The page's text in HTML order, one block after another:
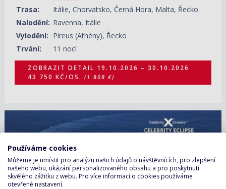
Trasa:
Itálie, Chorvatsko, Černá Hora, Malta, Řecko
Nalodění: Ravenna, Itálie
Vylodění: Pireus (Athény), Řecko
Trvání:
11 nocí
ZOBRAZIT DETAIL 19.10.2026 – 30.10.2026
43 750 KČ/OS. (1 808 €)
ZOBRAZIT DETAIL
30.10.2026 – 10.11.2026
Používáme cookies
Můžeme je umístit pro analýzu našich údajů o návštěvnících, pro zlepšení
našeho webu, ukázání personalizovaného obsahu a pro poskytnutí
skvělého zážitku z webu. Pro více informací o cookies používáme
otevřené nastavení.